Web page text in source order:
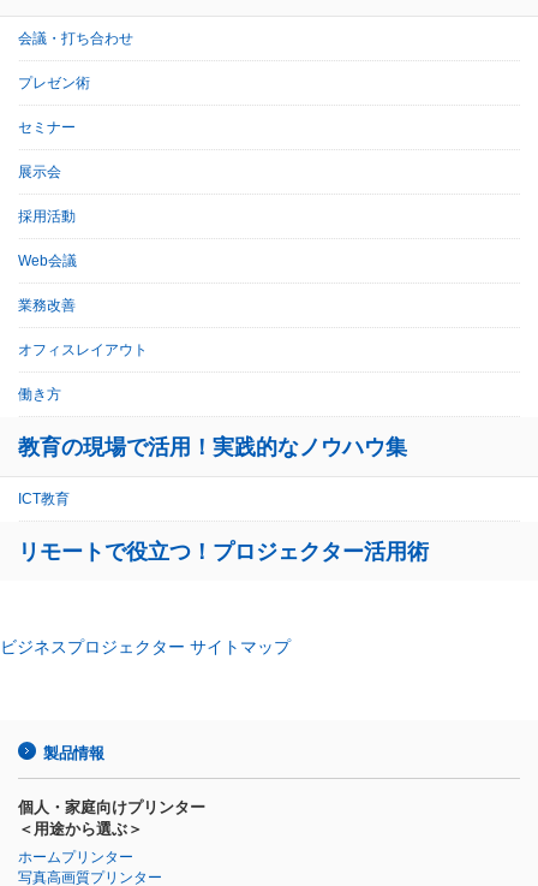
会議・打ち合わせ
プレゼン術
セミナー
展示会
採用活動
Web会議
業務改善
オフィスレイアウト
働き方
教育の現場で活用！実践的なノウハウ集
ICT教育
リモートで役立つ！プロジェクター活用術
ビジネスプロジェクター サイトマップ
製品情報
個人・家庭向けプリンター
＜用途から選ぶ＞
ホームプリンター
写真高画質プリンター